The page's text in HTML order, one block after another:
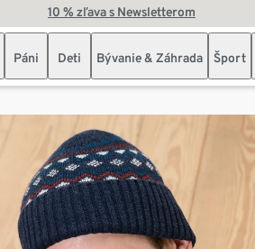
10 % zľava s Newsletterom
Páni Deti Bývanie & Záhrada Šport